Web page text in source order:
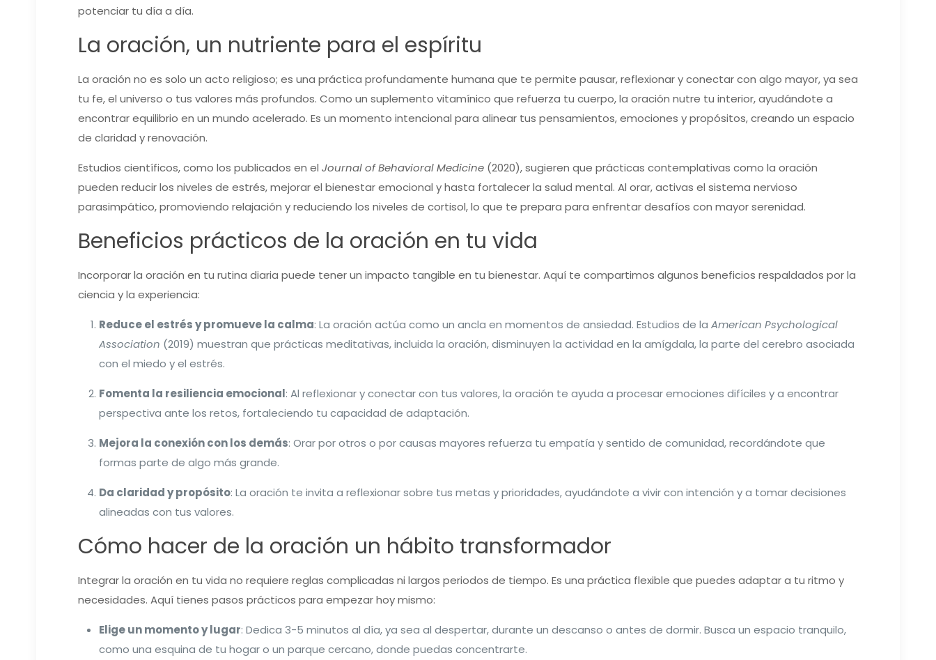
potenciar tu día a día.
La oración, un nutriente para el espíritu
La oración no es solo un acto religioso; es una práctica profundamente humana que te permite pausar, reflexionar y conectar con algo mayor, ya sea
tu fe, el universo o tus valores más profundos. Como un suplemento vitamínico que refuerza tu cuerpo, la oración nutre tu interior, ayudándote a
encontrar equilibrio en un mundo acelerado. Es un momento intencional para alinear tus pensamientos, emociones y propósitos, creando un espacio
de claridad y renovación.
Estudios científicos, como los publicados en el Journal of Behavioral Medicine (2020), sugieren que prácticas contemplativas como la oración
pueden reducir los niveles de estrés, mejorar el bienestar emocional y hasta fortalecer la salud mental. Al orar, activas el sistema nervioso
parasimpático, promoviendo relajación y reduciendo los niveles de cortisol, lo que te prepara para enfrentar desafíos con mayor serenidad.
Beneficios prácticos de la oración en tu vida
Incorporar la oración en tu rutina diaria puede tener un impacto tangible en tu bienestar. Aquí te compartimos algunos beneficios respaldados por la
ciencia y la experiencia:
Reduce el estrés y promueve la calma: La oración actúa como un ancla en momentos de ansiedad. Estudios de la American Psychological
Association (2019) muestran que prácticas meditativas, incluida la oración, disminuyen la actividad en la amígdala, la parte del cerebro asociada
con el miedo y el estrés.
Fomenta la resiliencia emocional: Al reflexionar y conectar con tus valores, la oración te ayuda a procesar emociones difíciles y a encontrar
perspectiva ante los retos, fortaleciendo tu capacidad de adaptación.
Mejora la conexión con los demás: Orar por otros o por causas mayores refuerza tu empatía y sentido de comunidad, recordándote que
formas parte de algo más grande.
Da claridad y propósito: La oración te invita a reflexionar sobre tus metas y prioridades, ayudándote a vivir con intención y a tomar decisiones
alineadas con tus valores.
Cómo hacer de la oración un hábito transformador
Integrar la oración en tu vida no requiere reglas complicadas ni largos periodos de tiempo. Es una práctica flexible que puedes adaptar a tu ritmo y
necesidades. Aquí tienes pasos prácticos para empezar hoy mismo:
Elige un momento y lugar: Dedica 3-5 minutos al día, ya sea al despertar, durante un descanso o antes de dormir. Busca un espacio tranquilo,
como una esquina de tu hogar o un parque cercano, donde puedas concentrarte.